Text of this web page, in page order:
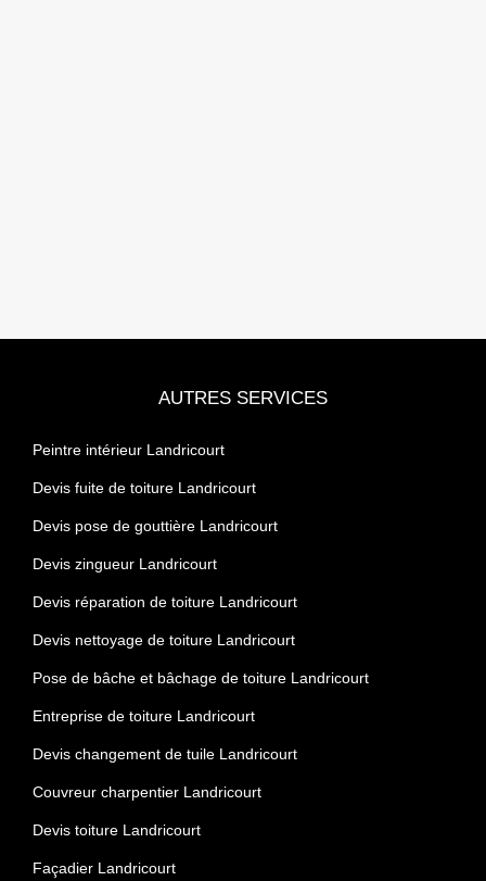
AUTRES SERVICES
Peintre intérieur Landricourt
Devis fuite de toiture Landricourt
Devis pose de gouttière Landricourt
Devis zingueur Landricourt
Devis réparation de toiture Landricourt
Devis nettoyage de toiture Landricourt
Pose de bâche et bâchage de toiture Landricourt
Entreprise de toiture Landricourt
Devis changement de tuile Landricourt
Couvreur charpentier Landricourt
Devis toiture Landricourt
Façadier Landricourt